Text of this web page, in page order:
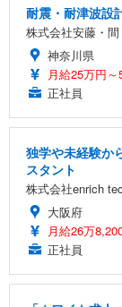
耐震・耐津波設
株式会社安藤・間
神奈川県
月給25万円～
正社員
独学や未経験か
スタント
株式会社enrich
大阪府
月給26万
正社員